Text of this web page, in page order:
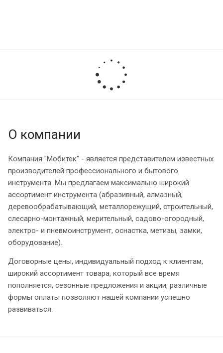
О компании
Компания "Мобитек" - является представителем известных
производителей профессионального и бытового
инструмента. Мы предлагаем максимально широкий
ассортимент инструмента (абразивный, алмазный,
деревообрабатывающий, металлорежущий, строительный,
слесарно-монтажный, мерительный, садово-огородный,
электро- и пневмоинструмент, оснастка, метизы, замки,
оборудование).
Договорные цены, индивидуальный подход к клиентам,
широкий ассортимент товара, который все время
пополняется, сезонные предложения и акции, различные
формы оплаты позволяют нашей компании успешно
развиваться.